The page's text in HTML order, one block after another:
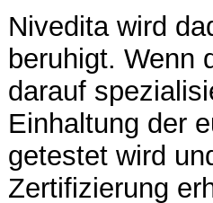
Nivedita wird
beruhigt. Wenn
darauf
Einhaltung der
getestet wird
Zertifizierung